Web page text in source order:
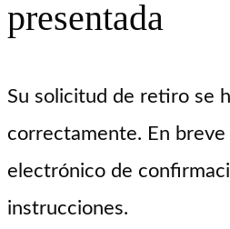
presentada
Su solicitud de retiro se
correctamente. En
electrónico de
instrucciones.